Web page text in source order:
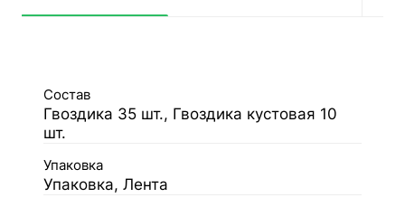
Состав
Гвоздика 35 шт., Гвоздика кустовая 10
шт.
Упаковка
Упаковка, Лента